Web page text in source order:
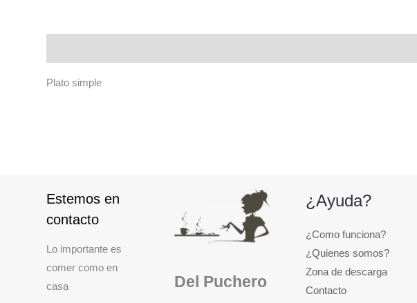
Plato simple
Estemos en
contacto
Lo importante es
comer como en
casa
Del Puchero
¿Ayuda?
¿Como funciona?
¿Quienes somos?
Zona de descarga
Contacto